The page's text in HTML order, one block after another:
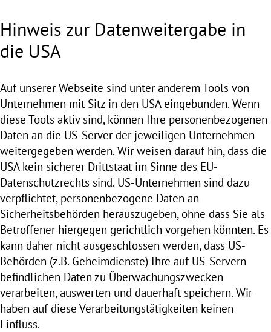
Hinweis zur Datenweitergabe in
die USA
Auf unserer Webseite sind unter anderem Tools von
Unternehmen mit Sitz in den USA eingebunden. Wenn
diese Tools aktiv sind, können Ihre personenbezogenen
Daten an die US-Server der jeweiligen Unternehmen
weitergegeben werden. Wir weisen darauf hin, dass die
USA kein sicherer Drittstaat im Sinne des EU-
Datenschutzrechts sind. US-Unternehmen sind dazu
verpflichtet, personenbezogene Daten an
Sicherheitsbehörden herauszugeben, ohne dass Sie als
Betroffener hiergegen gerichtlich vorgehen könnten. Es
kann daher nicht ausgeschlossen werden, dass US-
Behörden (z.B. Geheimdienste) Ihre auf US-Servern
befindlichen Daten zu Überwachungszwecken
verarbeiten, auswerten und dauerhaft speichern. Wir
haben auf diese Verarbeitungstätigkeiten keinen
Einfluss.